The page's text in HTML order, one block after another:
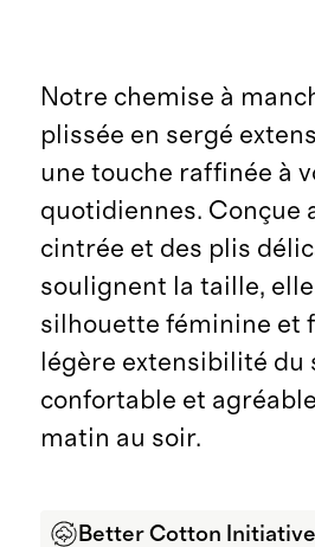
Notre chemise à
plissée en sergé
une touche raffinée à
quotidiennes. Conçue
cintrée et des plis
soulignent la taille,
silhouette féminine et
légère extensibilité du
confortable et
matin au soir.
Better Cotton